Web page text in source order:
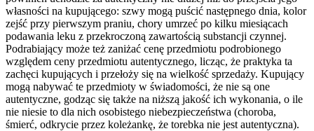
własności na kupującego: szwy mogą puścić następnego dnia, kolor
zejść przy pierwszym praniu, chory umrzeć po kilku miesiącach
podawania leku z przekroczoną zawartością substancji czynnej.
Podrabiający może też zaniżać cenę przedmiotu podrobionego
względem ceny przedmiotu autentycznego, licząc, że praktyka ta
zachęci kupujących i przełoży się na wielkość sprzedaży. Kupujący
mogą nabywać te przedmioty w świadomości, że nie są one
autentyczne, godząc się także na niższą jakość ich wykonania, o ile
nie niesie to dla nich osobistego niebezpieczeństwa (choroba,
śmierć, odkrycie przez koleżankę, że torebka nie jest autentyczna).